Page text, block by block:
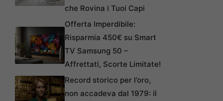
che Rovina i Tuoi Capi
Offerta Imperdibile:
Risparmia 450€ su Smart
TV Samsung 50 –
Affrettati, Scorte Limitate!
Record storico per l’oro,
non accadeva dal 1979: il